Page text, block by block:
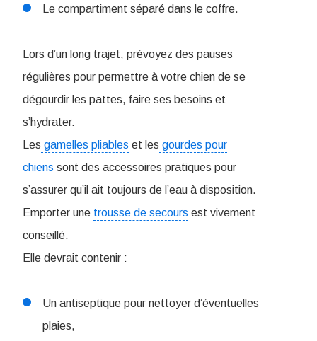
Le compartiment séparé dans le coffre.
Lors d’un long trajet, prévoyez des pauses
régulières pour permettre à votre chien de se
dégourdir les pattes, faire ses besoins et
s’hydrater.
Les gamelles pliables et les gourdes pour
chiens sont des accessoires pratiques pour
s’assurer qu’il ait toujours de l’eau à disposition.
Emporter une trousse de secours est vivement
conseillé.
Elle devrait contenir :
Un antiseptique pour nettoyer d’éventuelles
plaies,